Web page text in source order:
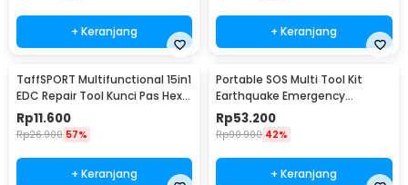
+ Keranjang + Keranjang
TaffSPORT Multifunctional 15in1
EDC Repair Tool Kunci Pas Hex
Obeng - HW0668
Rp11.600
Rp26.900 57%
+ Keranjang
Portable SOS Multi Tool Kit
Earthquake Emergency
Outdoor Survival - JT21
Rp53.200
Rp90.900 42%
+ Keranjang